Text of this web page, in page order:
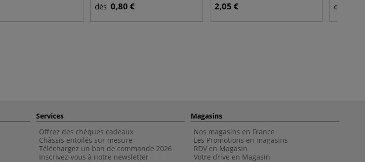
dès 0,80 € 2,05 € dès
Services
Offrez des chèques cadeaux
Châssis entoilés sur mesure
Téléchargez un bon de commande 2026
Inscrivez-vous à notre newsletter
Magasins
Nos magasins en France
Les Promotions en magasins
RDV en Magasin
Votre drive en Magasin